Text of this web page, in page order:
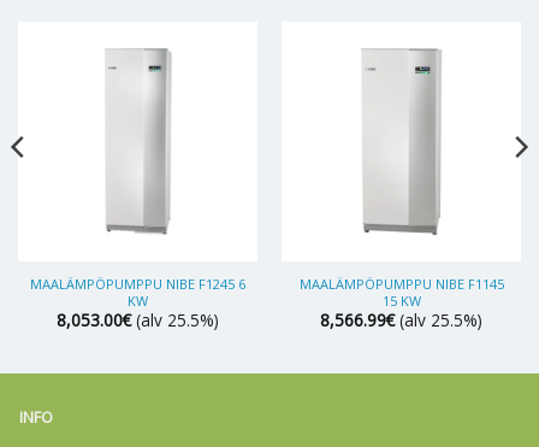
MAALÄMPÖPUMPPU NIBE F1245 6
KW
8,053.00€ (alv 25.5%)
MAALÄMPÖPUMPPU NIBE F1145
15 KW
8,566.99€ (alv 25.5%)
INFO